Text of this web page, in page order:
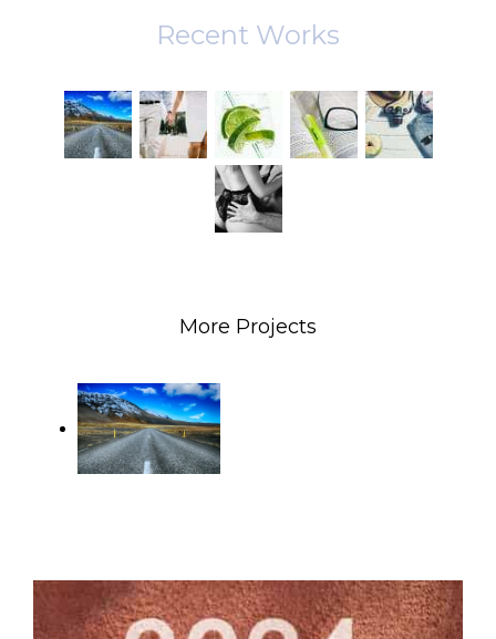
Recent Works
More Projects
Self
enlightenment
Charging
time